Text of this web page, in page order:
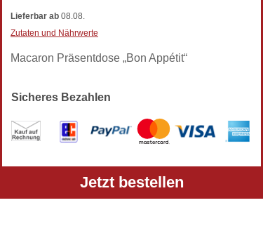
Jetzt bestellen
Lieferbar ab 08.08.
Zutaten und Nährwerte
Macaron Präsentdose „Bon Appétit“
Sicheres Bezahlen
und zzgl. Versandkosten.